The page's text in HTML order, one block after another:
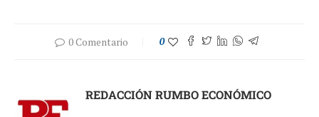
0 Comentario 0
REDACCIÓN RUMBO ECONÓMICO